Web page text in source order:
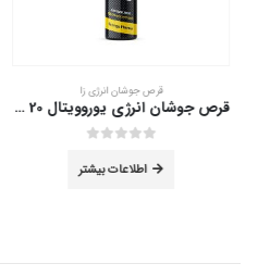
قرص جوشان انرژی زا
قرص جوشان انرژی یوروویتال 20 عدد
اطلاعات بیشتر